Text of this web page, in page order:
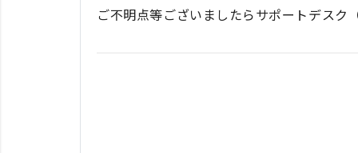
ご不明点等ございましたらサポートデスク